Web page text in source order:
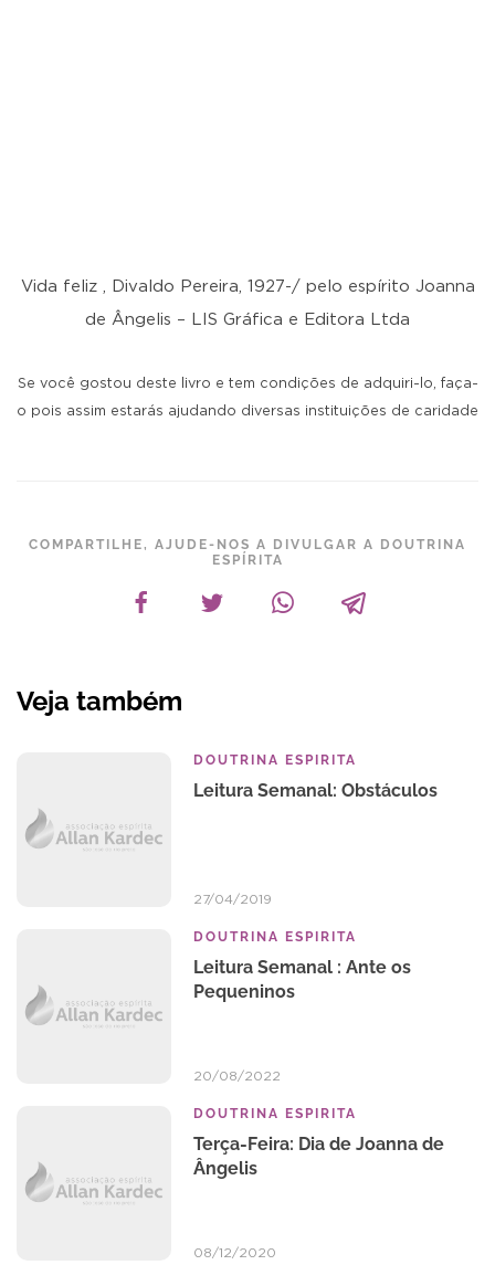
Vida feliz , Divaldo Pereira, 1927-/ pelo espírito Joanna
de Ângelis – LIS Gráfica e Editora Ltda
Se você gostou deste livro e tem condições de adquiri-lo, faça-
o pois assim estarás ajudando diversas instituições de caridade
COMPARTILHE, AJUDE-NOS A DIVULGAR A DOUTRINA
ESPÍRITA
Veja também
DOUTRINA ESPIRITA
Leitura Semanal: Obstáculos
27/04/2019
DOUTRINA ESPIRITA
Leitura Semanal : Ante os
Pequeninos
20/08/2022
DOUTRINA ESPIRITA
Terça-Feira: Dia de Joanna de
Ângelis
08/12/2020